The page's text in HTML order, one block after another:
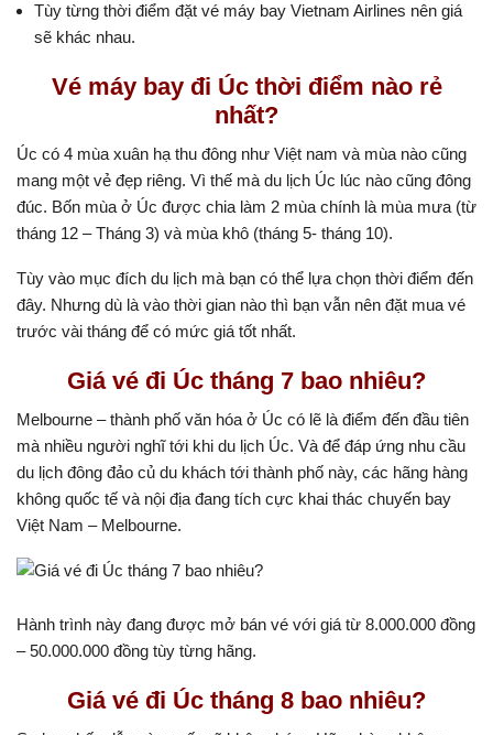
Tùy từng thời điểm đặt vé máy bay Vietnam Airlines nên giá
sẽ khác nhau.
Vé máy bay đi Úc thời điểm nào rẻ
nhất?
Úc có 4 mùa xuân hạ thu đông như Việt nam và mùa nào cũng
mang một vẻ đẹp riêng. Vì thế mà du lịch Úc lúc nào cũng đông
đúc. Bốn mùa ở Úc được chia làm 2 mùa chính là mùa mưa (từ
tháng 12 – Tháng 3) và mùa khô (tháng 5- tháng 10).
Tùy vào mục đích du lịch mà bạn có thể lựa chọn thời điểm đến
đây. Nhưng dù là vào thời gian nào thì bạn vẫn nên đặt mua vé
trước vài tháng để có mức giá tốt nhất.
Giá vé đi Úc tháng 7 bao nhiêu?
Melbourne – thành phố văn hóa ở Úc có lẽ là điểm đến đầu tiên
mà nhiều người nghĩ tới khi du lịch Úc. Và để đáp ứng nhu cầu
du lịch đông đảo củ du khách tới thành phố này, các hãng hàng
không quốc tế và nội địa đang tích cực khai thác chuyến bay
Việt Nam – Melbourne.
Hành trình này đang được mở bán vé với giá từ 8.000.000 đồng
– 50.000.000 đồng tùy từng hãng.
Giá vé đi Úc tháng 8 bao nhiêu?